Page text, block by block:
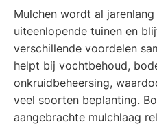
Mulchen wordt al
uiteenlopende tuinen en
verschillende voordelen
helpt bij vochtbehoud,
onkruidbeheersing,
veel soorten beplanting.
aangebrachte mulchlaag